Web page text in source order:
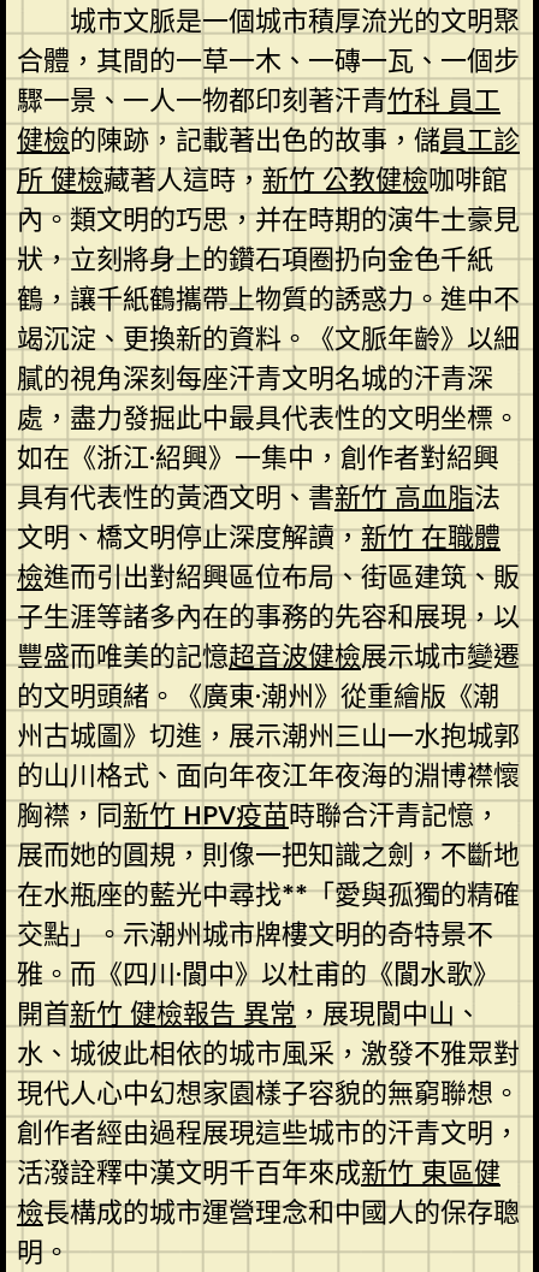
城市文脈是一個城市積厚流光的文明聚
合體，其間的一草一木、一磚一瓦、一個步
驟一景、一人一物都印刻著汗青竹科 員工
健檢的陳跡，記載著出色的故事，儲員工診
所 健檢藏著人這時，新竹 公教健檢咖啡館
內。類文明的巧思，并在時期的演牛土豪見
狀，立刻將身上的鑽石項圈扔向金色千紙
鶴，讓千紙鶴攜帶上物質的誘惑力。進中不
竭沉淀、更換新的資料。《文脈年齡》以細
膩的視角深刻每座汗青文明名城的汗青深
處，盡力發掘此中最具代表性的文明坐標。
如在《浙江·紹興》一集中，創作者對紹興
具有代表性的黃酒文明、書新竹 高血脂法
文明、橋文明停止深度解讀，新竹 在職體
檢進而引出對紹興區位布局、街區建筑、販
子生涯等諸多內在的事務的先容和展現，以
豐盛而唯美的記憶超音波健檢展示城市變遷
的文明頭緒。《廣東·潮州》從重繪版《潮
州古城圖》切進，展示潮州三山一水抱城郭
的山川格式、面向年夜江年夜海的淵博襟懷
胸襟，同新竹 HPV疫苗時聯合汗青記憶，
展而她的圓規，則像一把知識之劍，不斷地
在水瓶座的藍光中尋找**「愛與孤獨的精確
交點」。示潮州城市牌樓文明的奇特景不
雅。而《四川·閬中》以杜甫的《閬水歌》
開首新竹 健檢報告 異常 ，展現閬中山、
水、城彼此相依的城市風采，激發不雅眾對
現代人心中幻想家園樣子容貌的無窮聯想。
創作者經由過程展現這些城市的汗青文明，
活潑詮釋中漢文明千百年來成新竹 東區健
檢長構成的城市運營理念和中國人的保存聰
明。